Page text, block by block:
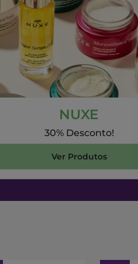
NUXE
30% Desconto!
Ver Produtos